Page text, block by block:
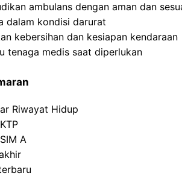
ambulans dengan aman dan
dalam kondisi darurat
kebersihan dan kesiapan kendaraan
tenaga medis saat diperlukan
Riwayat Hidup
A